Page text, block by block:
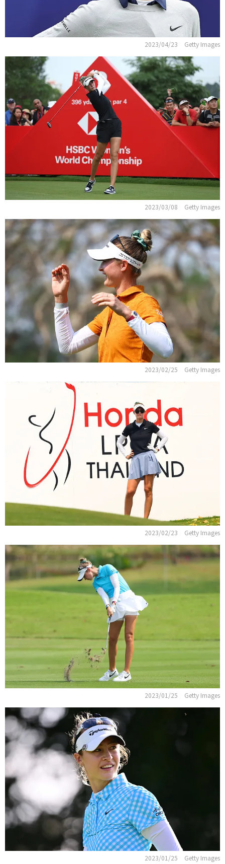
2023/04/23 Getty Images
2023/03/08 Getty Images
2023/02/25 Getty Images
2023/02/23 Getty Images
2023/01/25 Getty Images
2023/01/25 Getty Images